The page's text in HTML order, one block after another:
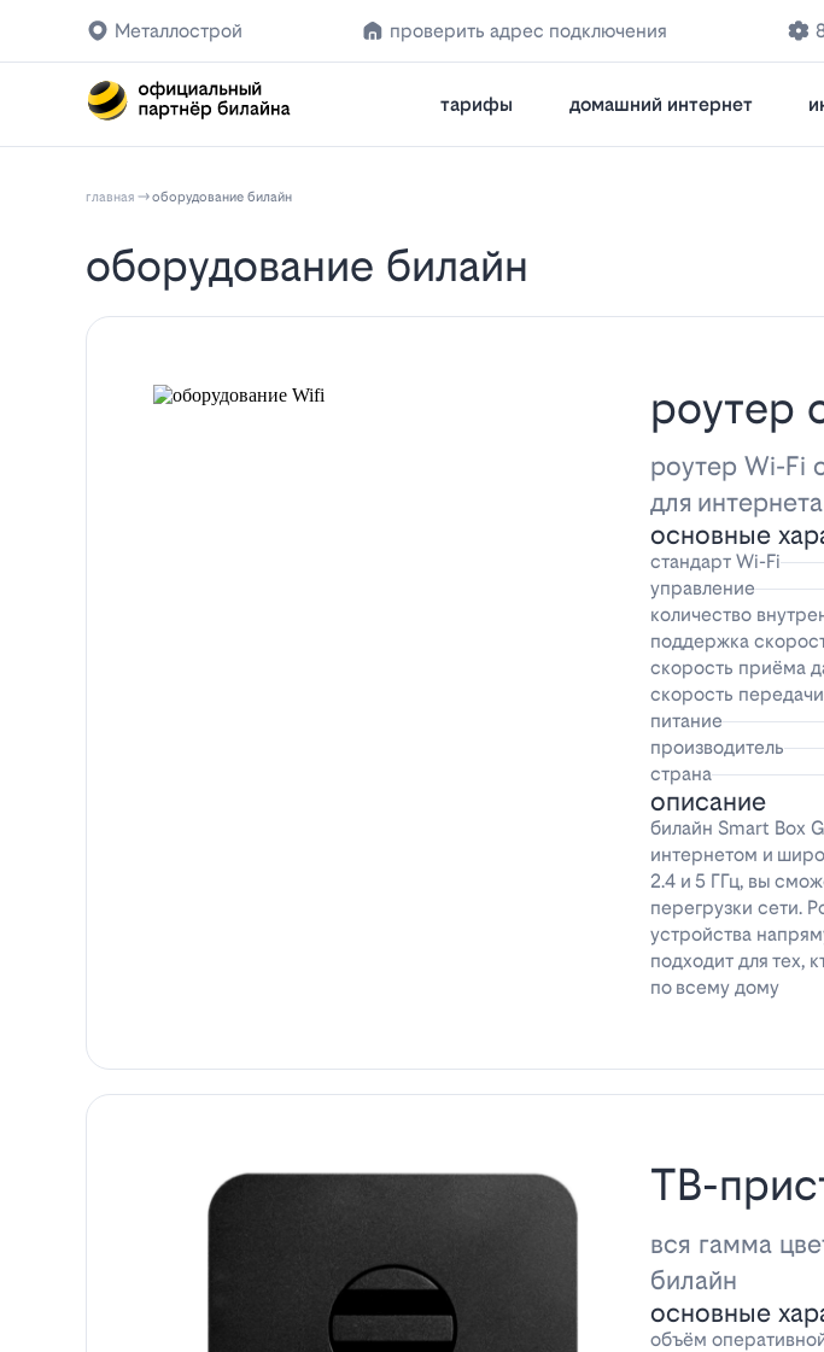
Металлострой проверить адрес подключения
тарифы домашний интернет
главная оборудование билайн
оборудование билайн
роутер
роутер Wi-Fi
для
основные
стандарт Wi-Fi
управление
количество
поддержка
скорость приёма
скорость
питание
производитель
страна
описание
билайн Smart Box
интернетом и
2.4 и 5 ГГц, вы
перегрузки сети.
устройства
подходит для тех,
по всему дому
ТВ-
вся гамма
билайн
основные
объём